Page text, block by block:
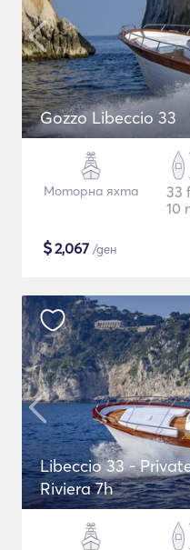
Gozzo Libeccio 33
Моторна яхта
33
10
$2,067 /ден
Libeccio 33 -
Riviera 7h